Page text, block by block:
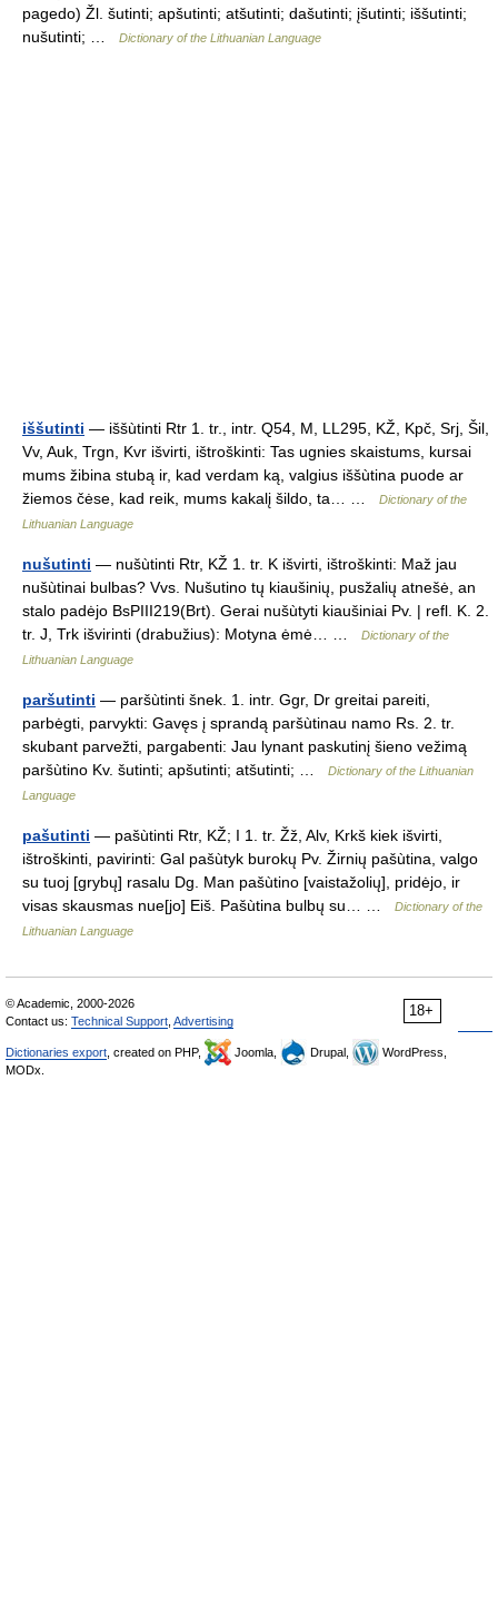
pagedo) Žl. šutinti; apšutinti; atšutinti; dašutinti; įšutinti; iššutinti;
nušutinti; …
Dictionary of the Lithuanian Language
iššutinti — iššùtinti Rtr 1. tr., intr. Q54, M, LL295, KŽ, Kpč, Srj, Šil,
Vv, Auk, Trgn, Kvr išvirti, ištroškinti: Tas ugnies skaistums, kursai
mums žibina stubą ir, kad verdam ką, valgius iššùtina puode ar
žiemos čėse, kad reik, mums kakalį šildo, ta… …
Dictionary of the
Lithuanian Language
nušutinti — nušùtinti Rtr, KŽ 1. tr. K išvirti, ištroškinti: Maž jau
nušùtinai bulbas? Vvs. Nušutino tų kiaušinių, pusžalių atnešė, an
stalo padėjo BsPIII219(Brt). Gerai nušùtyti kiaušiniai Pv. | refl. K. 2.
tr. J, Trk išvirinti (drabužius): Motyna ėmė… …
Dictionary of the
Lithuanian Language
paršutinti — paršùtinti šnek. 1. intr. Ggr, Dr greitai pareiti,
parbėgti, parvykti: Gavęs į sprandą paršùtinau namo Rs. 2. tr.
skubant parvežti, pargabenti: Jau lynant paskutinį šieno vežimą
paršùtino Kv. šutinti; apšutinti; atšutinti; …
Dictionary of the Lithuanian
Language
pašutinti — pašùtinti Rtr, KŽ; I 1. tr. Žž, Alv, Krkš kiek išvirti,
ištroškinti, pavirinti: Gal pašùtyk burokų Pv. Žirnių pašùtina, valgo
su tuoj [grybų] rasalu Dg. Man pašùtino [vaistažolių], pridėjo, ir
visas skausmas nue[jo] Eiš. Pašùtina bulbų su… …
Dictionary of the
Lithuanian Language
18+
© Academic, 2000-2026
Contact us: Technical Support Advertising
Dictionaries export , created on PHP, Joomla, Drupal,
WordPress,
MODx.